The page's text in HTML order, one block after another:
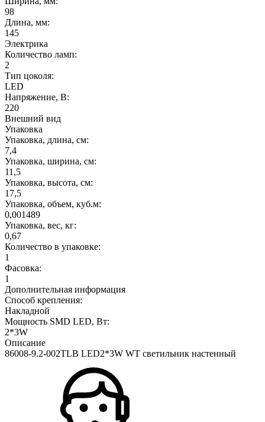
98
Длина, мм:
145
Электрика
Количество ламп:
2
Тип цоколя:
LED
Напряжение, В:
220
Внешний вид
Упаковка
Упаковка, длина, см:
7,4
Упаковка, ширина, см:
11,5
Упаковка, высота, см:
17,5
Упаковка, объем, куб.м:
0,001489
Упаковка, вес, кг:
0,67
Количество в упаковке:
1
Фасовка:
1
Дополнительная информация
Способ крепления:
Накладной
Мощность SMD LED, Вт:
2*3W
Описание
86008-9.2-002TLB LED2*3W WT светильник настенный